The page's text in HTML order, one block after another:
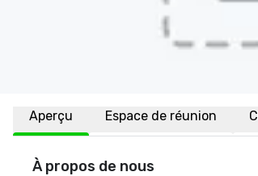
Aperçu Espace de réunion
À propos de nous